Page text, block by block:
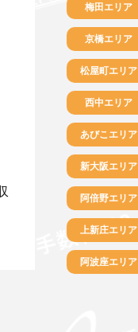
梅田エリア
京橋エリア
松屋町エリア
西中エリア
あびこエリア
新大阪エリア
阿倍野エリア
上新庄エリア
阿波座エリア